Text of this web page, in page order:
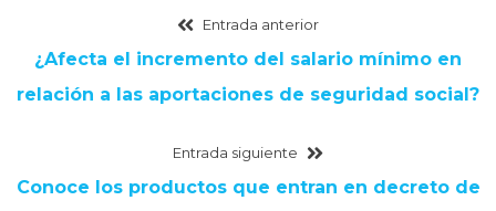
Entrada anterior
¿Afecta el incremento del salario mínimo en
relación a las aportaciones de seguridad social?
Entrada siguiente
Conoce los productos que entran en decreto de